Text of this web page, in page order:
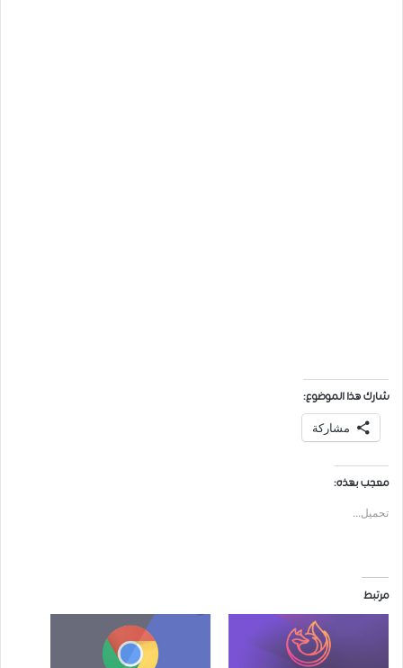
شارك هذا الموضوع:
مشاركة
معجب بهذه:
تحميل...
مرتبط